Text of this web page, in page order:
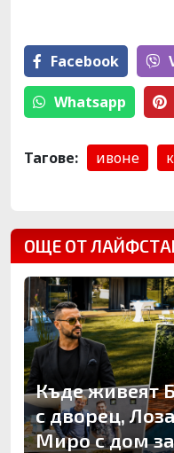
Facebook
Whatsapp
Тагове: ивоне
ОЩЕ ОТ
Къде живеят
с дворец,
Миро с дом